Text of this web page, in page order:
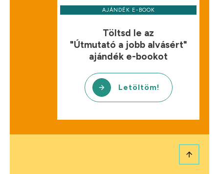
AJÁNDÉK E-BOOK
Töltsd le az
"Útmutató a jobb alvásért"
ajándék e-bookot
Letöltöm!